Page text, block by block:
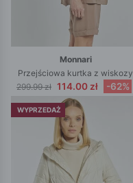
Monnari
Przejściowa kurtka z wiskozy
299.99 zł 114.00 zł -62%
WYPRZEDAŻ